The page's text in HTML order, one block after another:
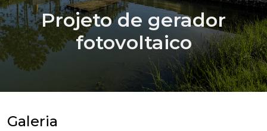
Projeto de gerador
fotovoltaico
Galeria